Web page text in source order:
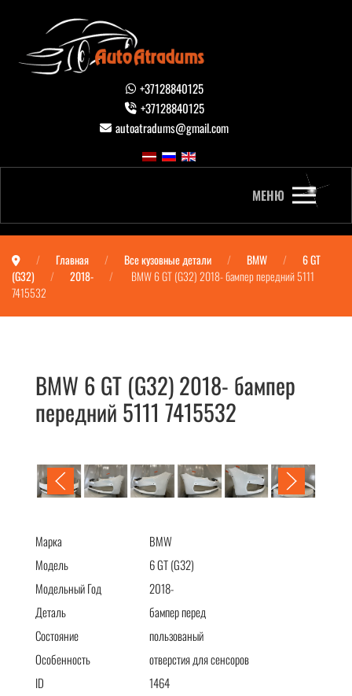
+37128840125
+37128840125
autoatradums@gmail.com
МЕНЮ
Главная Все кузовные детали BMW
6 GT
(G32)
2018-
BMW 6 GT (G32) 2018- бампер передний 5111
7415532
BMW 6 GT (G32) 2018- бампер
передний 5111 7415532
Марка
BMW
Модель
6 GT (G32)
Модельный Год
2018-
Деталь
бампер перед
Состояние
пользованый
Особенность
отверстия для сенсоров
ID
1464